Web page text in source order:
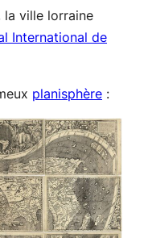
la ville lorraine
International de
planisphère :